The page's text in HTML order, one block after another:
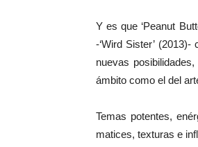
Y es que ‘Peanut
-‘Wird Sister’
nuevas
ámbito como el del
Temas potentes,
matices, texturas e